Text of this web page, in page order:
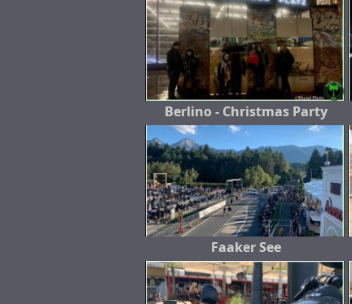
Berlino - Christmas Party
Faaker See